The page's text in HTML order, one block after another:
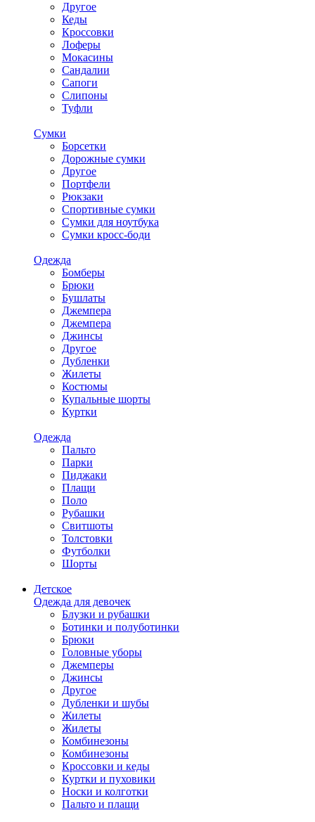
Другое
Кеды
Кроссовки
Лоферы
Мокасины
Сандалии
Сапоги
Слипоны
Туфли
Сумки
Борсетки
Дорожные сумки
Другое
Портфели
Рюкзаки
Спортивные сумки
Сумки для ноутбука
Сумки кросс-боди
Одежда
Бомберы
Брюки
Бушлаты
Джемпера
Джемпера
Джинсы
Другое
Дубленки
Жилеты
Костюмы
Купальные шорты
Куртки
Одежда
Пальто
Парки
Пиджаки
Плащи
Поло
Рубашки
Свитшоты
Толстовки
Футболки
Шорты
Детское
Одежда для девочек
Блузки и рубашки
Ботинки и полуботинки
Брюки
Головные уборы
Джемперы
Джинсы
Другое
Дубленки и шубы
Жилеты
Жилеты
Комбинезоны
Комбинезоны
Кроссовки и кеды
Куртки и пуховики
Носки и колготки
Пальто и плащи